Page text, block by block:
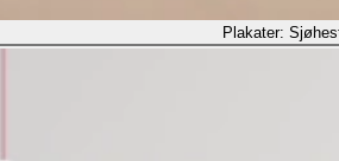
Plakater: